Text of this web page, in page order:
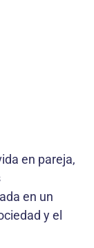
en pareja,
en un
y el